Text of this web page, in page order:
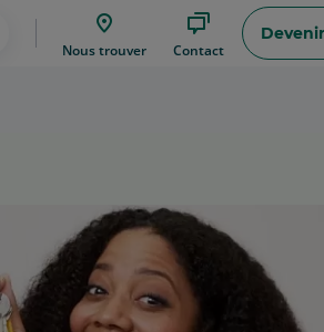
Nous trouver Contact